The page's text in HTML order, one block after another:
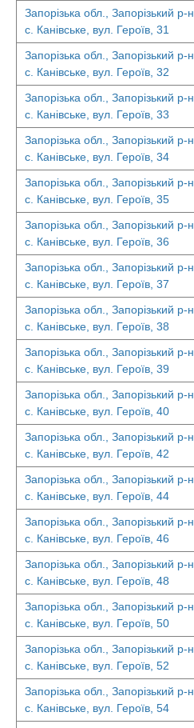
Запорізька обл., Запорізький р-н,
с. Канівське, вул. Героїв, 31
Запорізька обл., Запорізький р-н,
с. Канівське, вул. Героїв, 32
Запорізька обл., Запорізький р-н,
с. Канівське, вул. Героїв, 33
Запорізька обл., Запорізький р-н,
с. Канівське, вул. Героїв, 34
Запорізька обл., Запорізький р-н,
с. Канівське, вул. Героїв, 35
Запорізька обл., Запорізький р-н,
с. Канівське, вул. Героїв, 36
Запорізька обл., Запорізький р-н,
с. Канівське, вул. Героїв, 37
Запорізька обл., Запорізький р-н,
с. Канівське, вул. Героїв, 38
Запорізька обл., Запорізький р-н,
с. Канівське, вул. Героїв, 39
Запорізька обл., Запорізький р-н,
с. Канівське, вул. Героїв, 40
Запорізька обл., Запорізький р-н,
с. Канівське, вул. Героїв, 42
Запорізька обл., Запорізький р-н,
с. Канівське, вул. Героїв, 44
Запорізька обл., Запорізький р-н,
с. Канівське, вул. Героїв, 46
Запорізька обл., Запорізький р-н,
с. Канівське, вул. Героїв, 48
Запорізька обл., Запорізький р-н,
с. Канівське, вул. Героїв, 50
Запорізька обл., Запорізький р-н,
с. Канівське, вул. Героїв, 52
Запорізька обл., Запорізький р-н,
с. Канівське, вул. Героїв, 54